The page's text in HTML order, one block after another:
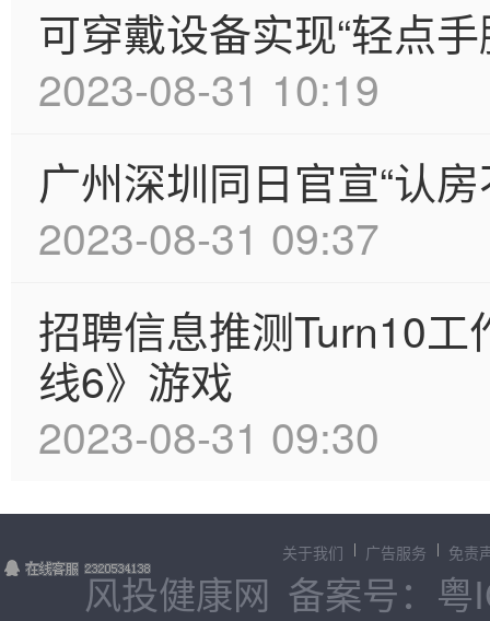
可穿戴设备实现“轻点
2023-08-31 10:19
广州深圳同日官宣“认房
2023-08-31 09:37
招聘信息推测Turn10
线6》游戏
2023-08-31 09:30
关于我们 广告服务 免责
风投健康网 备案号：粤